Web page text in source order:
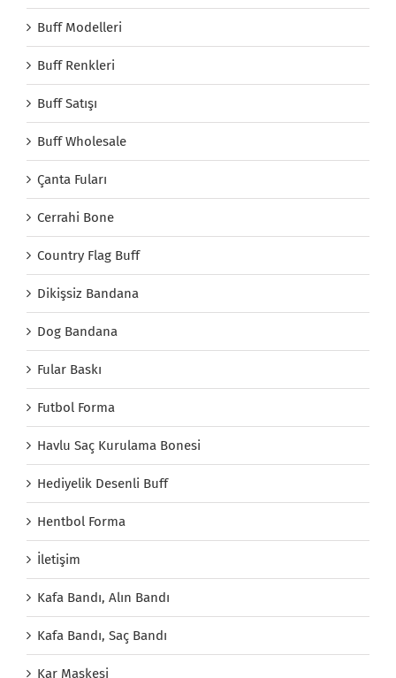
Buff Modelleri
Buff Renkleri
Buff Satışı
Buff Wholesale
Çanta Fuları
Cerrahi Bone
Country Flag Buff
Dikişsiz Bandana
Dog Bandana
Fular Baskı
Futbol Forma
Havlu Saç Kurulama Bonesi
Hediyelik Desenli Buff
Hentbol Forma
İletişim
Kafa Bandı, Alın Bandı
Kafa Bandı, Saç Bandı
Kar Maskesi